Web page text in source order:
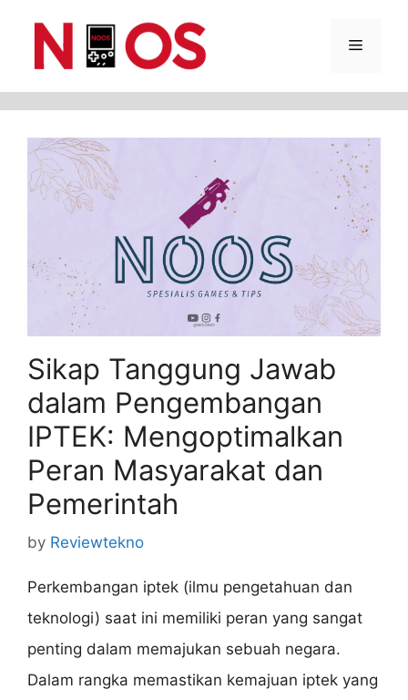
Menu
Sikap Tanggung Jawab
dalam Pengembangan
IPTEK: Mengoptimalkan
Peran Masyarakat dan
Pemerintah
by Reviewtekno
Perkembangan iptek (ilmu pengetahuan dan
teknologi) saat ini memiliki peran yang sangat
penting dalam memajukan sebuah negara.
Dalam rangka memastikan kemajuan iptek yang